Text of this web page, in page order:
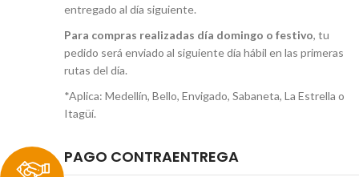
entregado al día siguiente.
Para compras realizadas día domingo o festivo, tu
pedido será enviado al siguiente día hábil en las primeras
rutas del día.
*Aplica: Medellín, Bello, Envigado, Sabaneta, La Estrella o
Itagüí.
PAGO CONTRAENTREGA